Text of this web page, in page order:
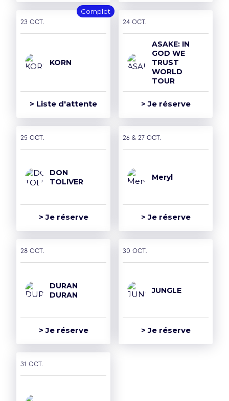
Complet
23 oct.
KORN
> Liste d'attente
24 oct.
ASAKE: IN
GOD WE
TRUST
WORLD
TOUR
> Je réserve
25 oct.
DON
TOLIVER
> Je réserve
26 & 27 oct.
Meryl
> Je réserve
28 oct.
DURAN
DURAN
> Je réserve
30 oct.
JUNGLE
> Je réserve
31 oct.